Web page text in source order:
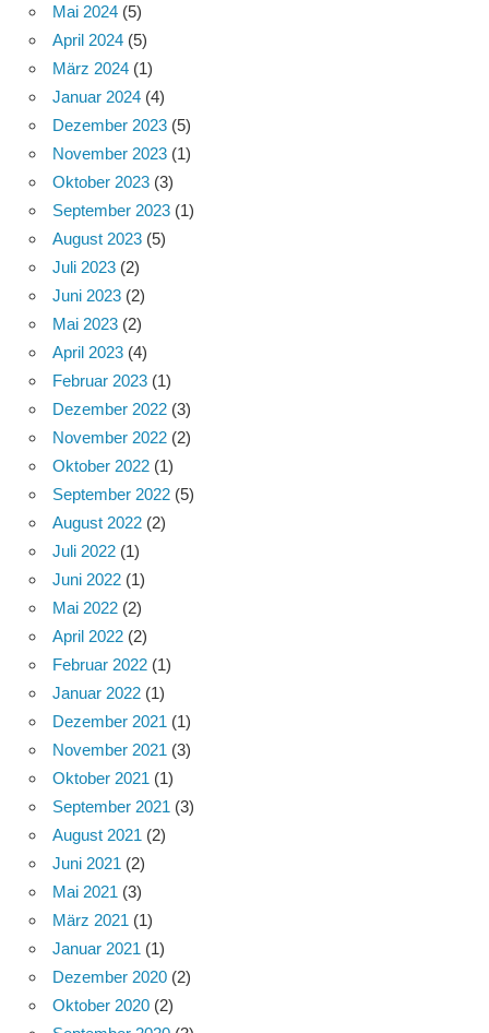
Mai 2024 (5)
April 2024 (5)
März 2024 (1)
Januar 2024 (4)
Dezember 2023 (5)
November 2023 (1)
Oktober 2023 (3)
September 2023 (1)
August 2023 (5)
Juli 2023 (2)
Juni 2023 (2)
Mai 2023 (2)
April 2023 (4)
Februar 2023 (1)
Dezember 2022 (3)
November 2022 (2)
Oktober 2022 (1)
September 2022 (5)
August 2022 (2)
Juli 2022 (1)
Juni 2022 (1)
Mai 2022 (2)
April 2022 (2)
Februar 2022 (1)
Januar 2022 (1)
Dezember 2021 (1)
November 2021 (3)
Oktober 2021 (1)
September 2021 (3)
August 2021 (2)
Juni 2021 (2)
Mai 2021 (3)
März 2021 (1)
Januar 2021 (1)
Dezember 2020 (2)
Oktober 2020 (2)